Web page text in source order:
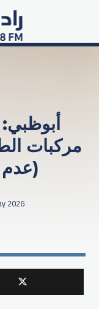
مركبات
2026